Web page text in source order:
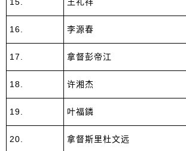
15. 王礼祥
16. 李源春
17. 拿督彭帝江
18. 许湘杰
19. 叶福鏻
20. 拿督斯里杜文远